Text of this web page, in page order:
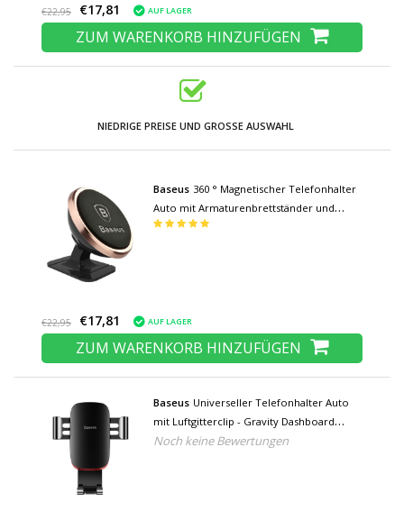
€22,95 €17,81 AUF LAGER
ZUM WARENKORB HINZUFÜGEN
NIEDRIGE PREISE UND GROSSE AUSWAHL
Baseus 360 ° Magnetischer Telefonhalter
Auto mit Armaturenbrettständer und
magnetischem Aufkleber - Universal
€22,95 €17,81 AUF LAGER
ZUM WARENKORB HINZUFÜGEN
Baseus Universeller Telefonhalter Auto
mit Luftgitterclip - Gravity Dashboard
Smartphone Halter Schwarz
Noch keine Bewertungen